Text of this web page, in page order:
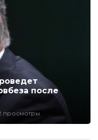
после
просмотры